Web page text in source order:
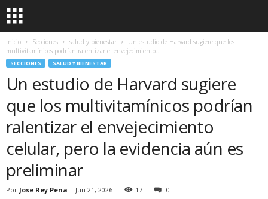
Inicio Secciones salud y bienestar
Un estudio de Harvard sugiere que los
multivitamínicos podrían ralentizar el envejecimiento...
SECCIONES SALUD Y BIENESTAR
Un estudio de Harvard sugiere
que los multivitamínicos podrían
ralentizar el envejecimiento
celular, pero la evidencia aún es
preliminar
Por Jose Rey Pena - Jun 21, 2026 17 0